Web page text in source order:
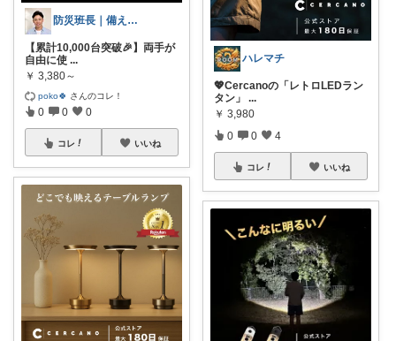
防災班長｜備えてよかった防災グッズ⛑
【累計10,000台突破🎉】両手が
自由に使 ...
￥ 3,380～
poko🍀 さんのコレ！
0 0 0
コレ いいね
ハレマチ
💖Cercanoの「レトロLEDラン
タン」
...
￥ 3,980
0 0 4
コレ いいね